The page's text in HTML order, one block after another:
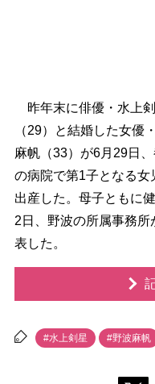
昨年末に俳優・水上
（29）と結婚した女優
麻帆（33）が6月29日
の病院で第1子となる女
出産した。母子ともに健
2日、野波の所属事務所
表した。
#水上剣星 #野波麻帆